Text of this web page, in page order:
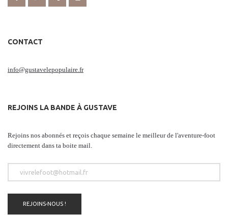
CONTACT
info@gustavelepopulaire.fr
REJOINS LA BANDE À GUSTAVE
Rejoins nos abonnés et reçois chaque semaine le meilleur de l'aventure-foot
directement dans ta boite mail.